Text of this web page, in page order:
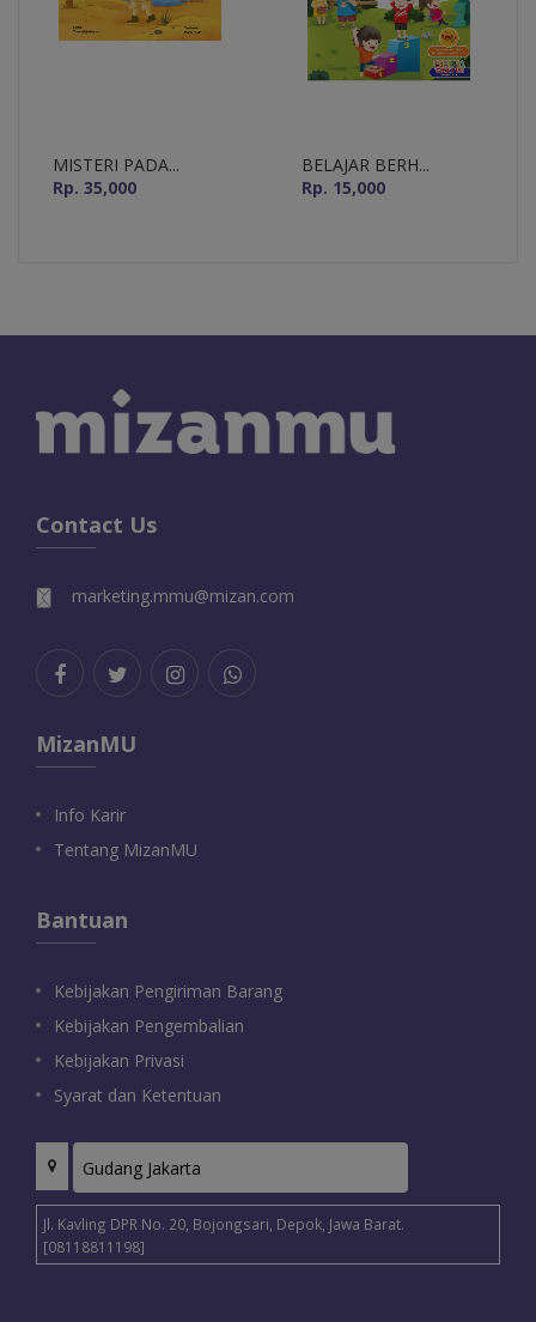
MISTERI PADA...
Rp. 35,000
BELAJAR BERH...
Rp. 15,000
Contact Us
marketing.mmu@mizan.com
MizanMU
Info Karir
Tentang MizanMU
Bantuan
Kebijakan Pengiriman Barang
Kebijakan Pengembalian
Kebijakan Privasi
Syarat dan Ketentuan
Jl. Kavling DPR No. 20, Bojongsari, Depok, Jawa Barat.
[08118811198]